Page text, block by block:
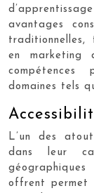
avantages
traditionnelles,
en marketing
domaines tels
L’un des
dans leur
offrent permet